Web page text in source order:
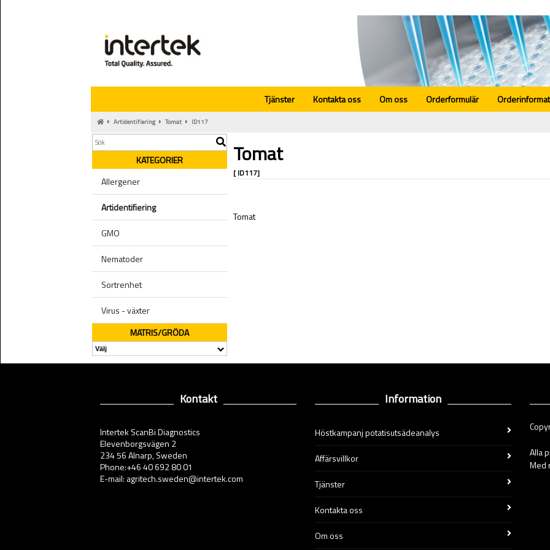
Tjänster Kontakta oss Om oss Orderformulär
Artidentifiering Tomat ID117
KATEGORIER
Allergener
Artidentifiering
GMO
Nematoder
Sortrenhet
Virus - växter
MATRIS/GRÖDA
Tomat
[ ID117]
Tomat
Kontakt
Intertek ScanBi Diagnostics
Elevenborgsvägen 2
234 56 Alnarp, Sweden
Phone:+46 40 692 80 01
E-mail: agritech.sweden@intertek.com
Information
Höstkampanj potatisutsädeanalys
Affärsvillkor
Tjänster
Kontakta oss
Om oss
Alla
Med